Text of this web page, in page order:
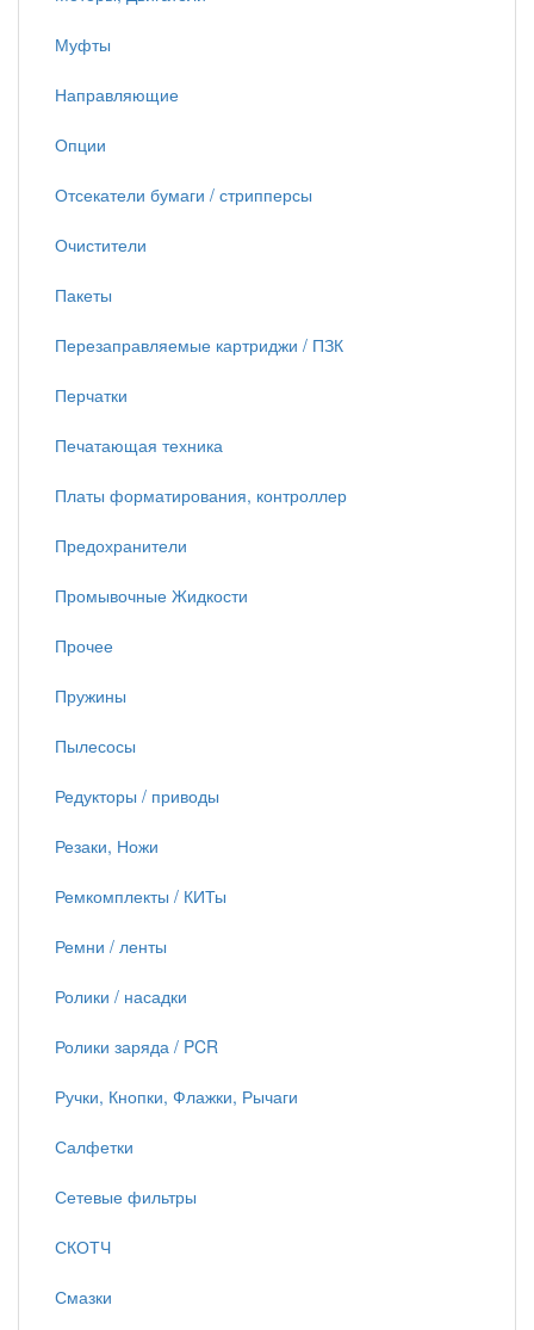
Муфты
Направляющие
Опции
Отсекатели бумаги / стрипперсы
Очистители
Пакеты
Перезаправляемые картриджи / ПЗК
Перчатки
Печатающая техника
Платы форматирования, контроллер
Предохранители
Промывочные Жидкости
Прочее
Пружины
Пылесосы
Редукторы / приводы
Резаки, Ножи
Ремкомплекты / КИТы
Ремни / ленты
Ролики / насадки
Ролики заряда / PCR
Ручки, Кнопки, Флажки, Рычаги
Салфетки
Сетевые фильтры
СКОТЧ
Смазки